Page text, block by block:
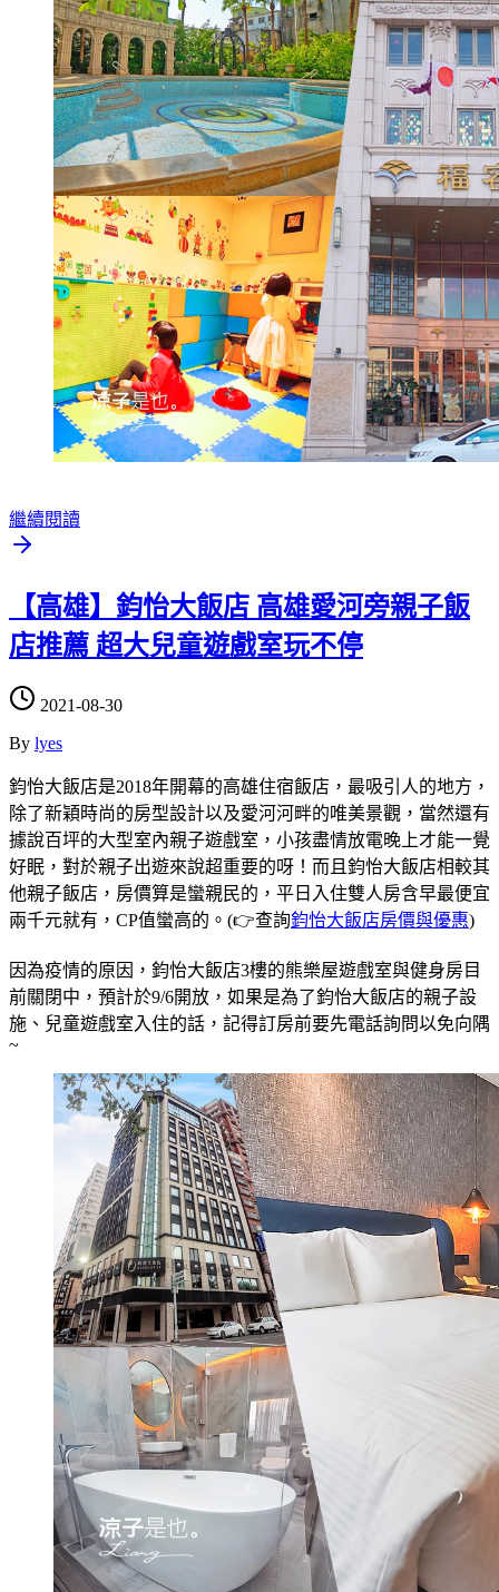
繼續閱讀
【高雄】鈞怡大飯店 高雄愛河旁親子飯
店推薦 超大兒童遊戲室玩不停
2021-08-30
By lyes
鈞怡大飯店是2018年開幕的高雄住宿飯店，最吸引人的地方，
除了新穎時尚的房型設計以及愛河河畔的唯美景觀，當然還有
據說百坪的大型室內親子遊戲室，小孩盡情放電晚上才能一覺
好眠，對於親子出遊來說超重要的呀！而且鈞怡大飯店相較其
他親子飯店，房價算是蠻親民的，平日入住雙人房含早最便宜
兩千元就有，CP值蠻高的。(👉查詢鈞怡大飯店房價與優惠)
因為疫情的原因，鈞怡大飯店3樓的熊樂屋遊戲室與健身房目
前關閉中，預計於9/6開放，如果是為了鈞怡大飯店的親子設
施、兒童遊戲室入住的話，記得訂房前要先電話詢問以免向隅
~